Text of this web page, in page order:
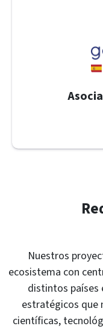
Nuestros
ecosistema con
distintos países
estratégicos que
científicas,